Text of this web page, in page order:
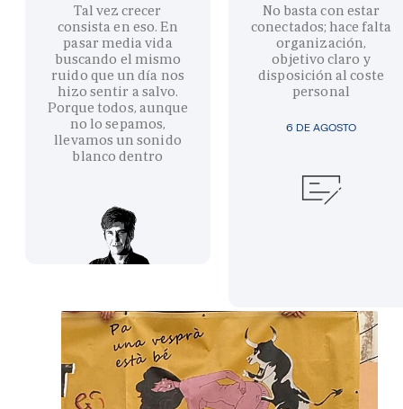
Tal vez crecer
consista en eso. En
pasar media vida
buscando el mismo
ruido que un día nos
hizo sentir a salvo.
Porque todos, aunque
no lo sepamos,
llevamos un sonido
blanco dentro
6 DE AGOSTO
No basta con estar
conectados; hace falta
organización,
objetivo claro y
disposición al coste
personal